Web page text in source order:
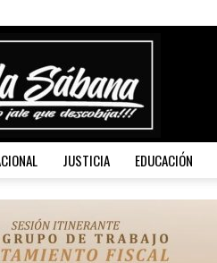
JUSTICIA EDUCACIÓN